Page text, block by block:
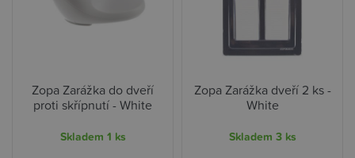
Zopa Zarážka do dveří
proti skřípnutí - White
Skladem 1 ks
Zopa Zarážka dveří 2 ks -
White
Skladem 3 ks